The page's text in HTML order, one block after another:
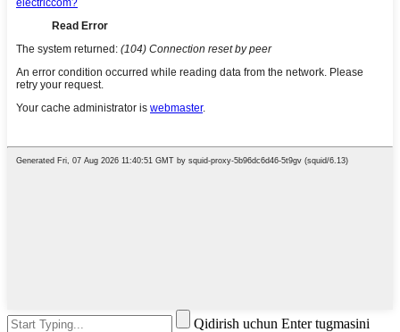
Qidirish uchun Enter tugmasini